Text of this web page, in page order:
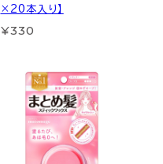
×20本入り】
¥330